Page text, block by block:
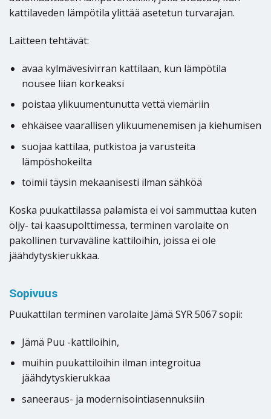
kattilaveden lämpötila ylittää asetetun turvarajan.
Laitteen tehtävät:
avaa kylmävesivirran kattilaan, kun lämpötila
nousee liian korkeaksi
poistaa ylikuumentunutta vettä viemäriin
ehkäisee vaarallisen ylikuumenemisen ja kiehumisen
suojaa kattilaa, putkistoa ja varusteita
lämpöshokeilta
toimii täysin mekaanisesti ilman sähköä
Koska puukattilassa palamista ei voi sammuttaa kuten
öljy- tai kaasupolttimessa, terminen varolaite on
pakollinen turvaväline kattiloihin, joissa ei ole
jäähdytyskierukkaa.
Sopivuus
Puukattilan terminen varolaite Jämä SYR 5067 sopii:
Jämä Puu -kattiloihin,
muihin puukattiloihin ilman integroitua
jäähdytyskierukkaa
saneeraus- ja modernisointiasennuksiin